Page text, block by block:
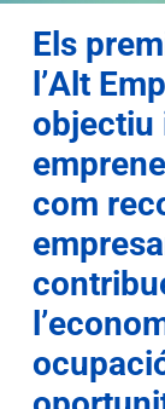
Els
l’Alt
objectiu
com